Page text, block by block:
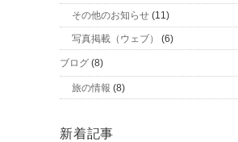
その他のお知らせ (11)
写真掲載（ウェブ） (6)
ブログ (8)
旅の情報 (8)
新着記事